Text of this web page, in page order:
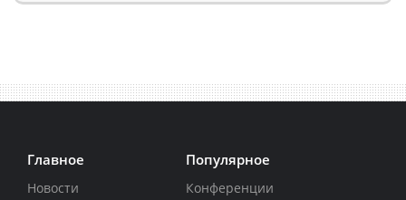
Главное
Новости
Популярное
Конференции